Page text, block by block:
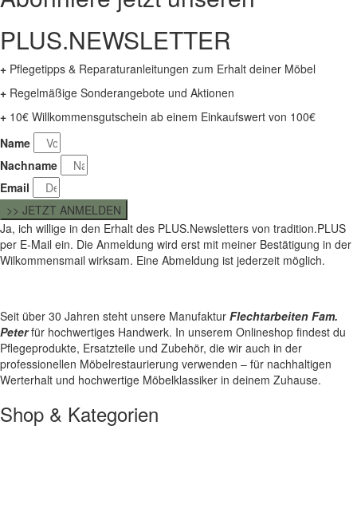
PLUS.NEWSLETTER
+ Pflegetipps & Reparaturanleitungen zum Erhalt deiner Möbel
+ Regelmäßige Sonderangebote und Aktionen
+ 10€ Willkommensgutschein ab einem Einkaufswert von 100€
Name
Nachname
Email
>> JETZT ANMELDEN
Ja, ich willige in den Erhalt des PLUS.Newsletters von tradition.PLUS
per E-Mail ein. Die Anmeldung wird erst mit meiner Bestätigung in der
Wilkommensmail wirksam. Eine Abmeldung ist jederzeit möglich.
Seit über 30 Jahren steht unsere Manufaktur Flechtarbeiten Fam.
Peterfür hochwertiges Handwerk. In unserem Onlineshop findest du
Pflegeprodukte, Ersatzteile und Zubehör, die wir auch in der
professionellen Möbelrestaurierung verwenden – für nachhaltigen
Werterhalt und hochwertige Möbelklassiker in deinem Zuhause.
Shop & Kategorien